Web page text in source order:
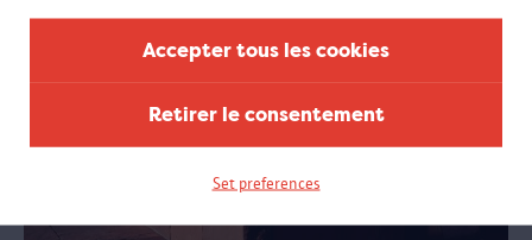
Accepter tous les cookies
Retirer le consentement
Set preferences